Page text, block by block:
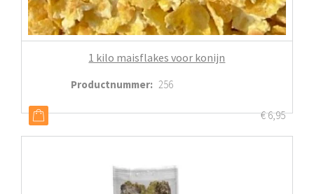
1 kilo maisflakes voor konijn
Productnummer: 256
€6,95